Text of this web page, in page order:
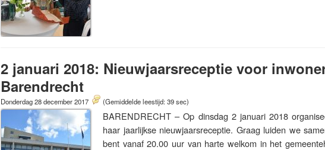
2 januari 2018: Nieuwjaarsreceptie voor
Barendrecht
Donderdag 28 december 2017 (Gemiddelde leestijd: 39 sec)
BARENDRECHT – Op dinsdag 2 januari 2018
haar jaarlijkse nieuwjaarsreceptie. Graag luiden we
bent vanaf 20.00 uur van harte welkom in het